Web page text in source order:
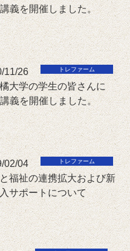
義を開催しました。
11/26
大学の学生の皆さんに
義を開催しました。
02/04
福祉の連携拡大および新
サポートについて